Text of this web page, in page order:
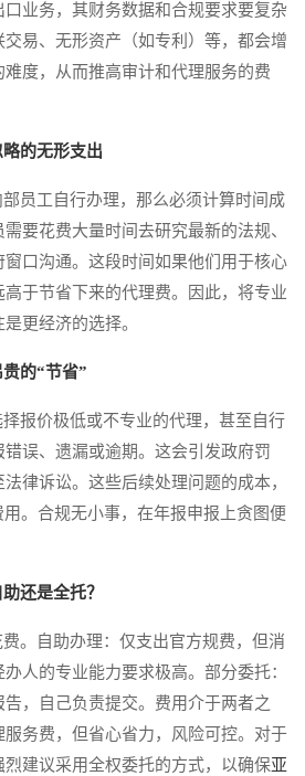
业务，其财务数据和合规要求要复杂
易、无形资产（如专利）等，都会增
度，从而推高审计和代理服务的费
的无形支出
工自行办理，那么必须计算时间成
要花费大量时间去研究最新的法规、
口沟通。这段时间如果他们用于核心
于节省下来的代理费。因此，将专业
更经济的选择。
的“节省”
价极低或不专业的代理，甚至自行
误、遗漏或逾期。这会引发政府罚
律诉讼。这些后续处理问题的成本，
用。合规无小事，在年报申报上贪图便
还是全托？
自助办理：仅支出官方规费，但消
人的专业能力要求极高。部分委托：
，自己负责提交。费用介于两者之
务费，但省心省力，风险可控。对于
建议采用全权委托的方式，以确保亚